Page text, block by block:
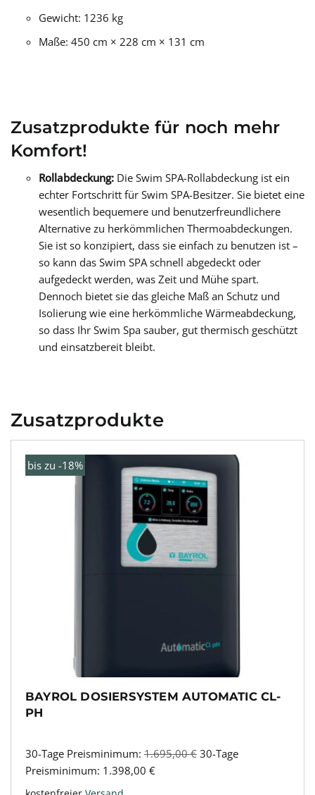
Gewicht: 1236 kg
Maße: 450 cm × 228 cm × 131 cm
Zusatzprodukte für noch mehr
Komfort!
Rollabdeckung: Die Swim SPA-Rollabdeckung ist ein
echter Fortschritt für Swim SPA-Besitzer. Sie bietet eine
wesentlich bequemere und benutzerfreundlichere
Alternative zu herkömmlichen Thermoabdeckungen.
Sie ist so konzipiert, dass sie einfach zu benutzen ist –
so kann das Swim SPA schnell abgedeckt oder
aufgedeckt werden, was Zeit und Mühe spart.
Dennoch bietet sie das gleiche Maß an Schutz und
Isolierung wie eine herkömmliche Wärmeabdeckung,
so dass Ihr Swim Spa sauber, gut thermisch geschützt
und einsatzbereit bleibt.
Zusatzprodukte
bis zu -18%
BAYROL DOSIERSYSTEM AUTOMATIC CL-
PH
30-Tage Preisminimum: 1.695,00€ 30-Tage
Preisminimum: 1.398,00 €